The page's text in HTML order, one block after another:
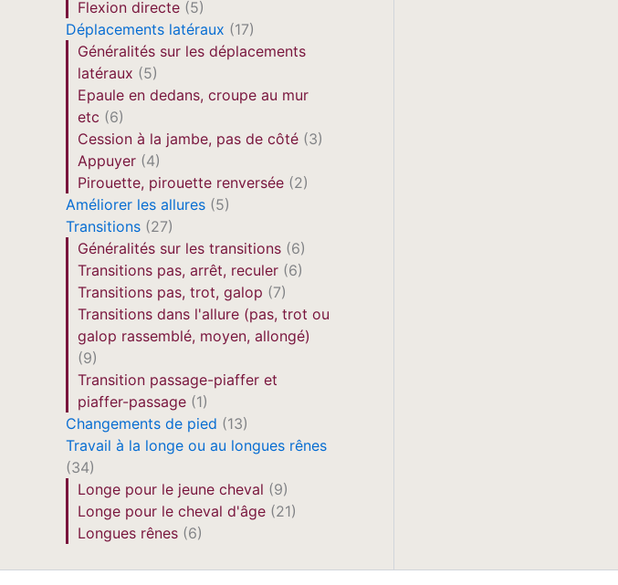
Flexion directe (5)
Déplacements latéraux (17)
Généralités sur les déplacements
latéraux (5)
Epaule en dedans, croupe au mur
etc (6)
Cession à la jambe, pas de côté (3)
Appuyer (4)
Pirouette, pirouette renversée (2)
Améliorer les allures (5)
Transitions (27)
Généralités sur les transitions (6)
Transitions pas, arrêt, reculer (6)
Transitions pas, trot, galop (7)
Transitions dans l'allure (pas, trot ou
galop rassemblé, moyen, allongé)
(9)
Transition passage-piaffer et
piaffer-passage (1)
Changements de pied (13)
Travail à la longe ou au longues rênes
(34)
Longe pour le jeune cheval (9)
Longe pour le cheval d'âge (21)
Longues rênes (6)